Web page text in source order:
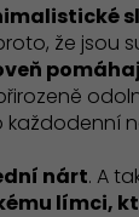
že jsou
nárt. A
límci,